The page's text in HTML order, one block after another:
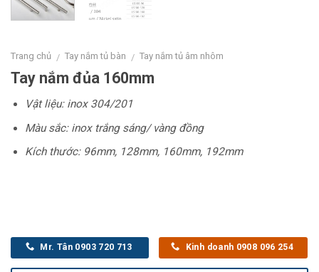
Trang chủ / Tay nắm tủ bàn / Tay nắm tủ âm nhôm
Tay nắm đủa 160mm
Vật liệu: inox 304/201
Màu sắc: inox trắng sáng/ vàng đồng
Kích thước: 96mm, 128mm, 160mm, 192mm
Mr. Tân 0903 720 713 Kinh doanh 0908 096 254